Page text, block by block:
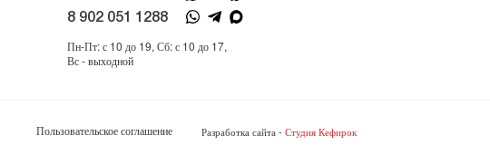
8 902 051 1288
Пн-Пт: с 10 до 19, Сб: с 10 до 17,
Вс - выходной
Пользовательское соглашение
Разработка сайта - Студия Кефирок